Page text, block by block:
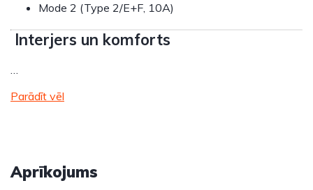
Mode 2 (Type 2/E+F, 10A)
Interjers un komforts
…
Parādīt vēl
Aprīkojums